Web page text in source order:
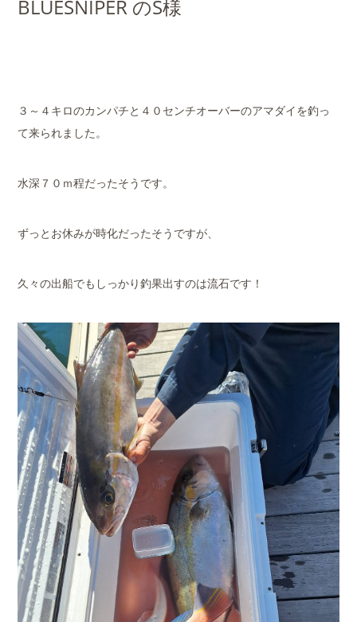
BLUESNIPER のS様
３～４キロのカンパチと４０センチオーバーのアマダイを釣っ
て来られました。
水深７０ｍ程だったそうです。
ずっとお休みが時化だったそうですが、
久々の出船でもしっかり釣果出すのは流石です！